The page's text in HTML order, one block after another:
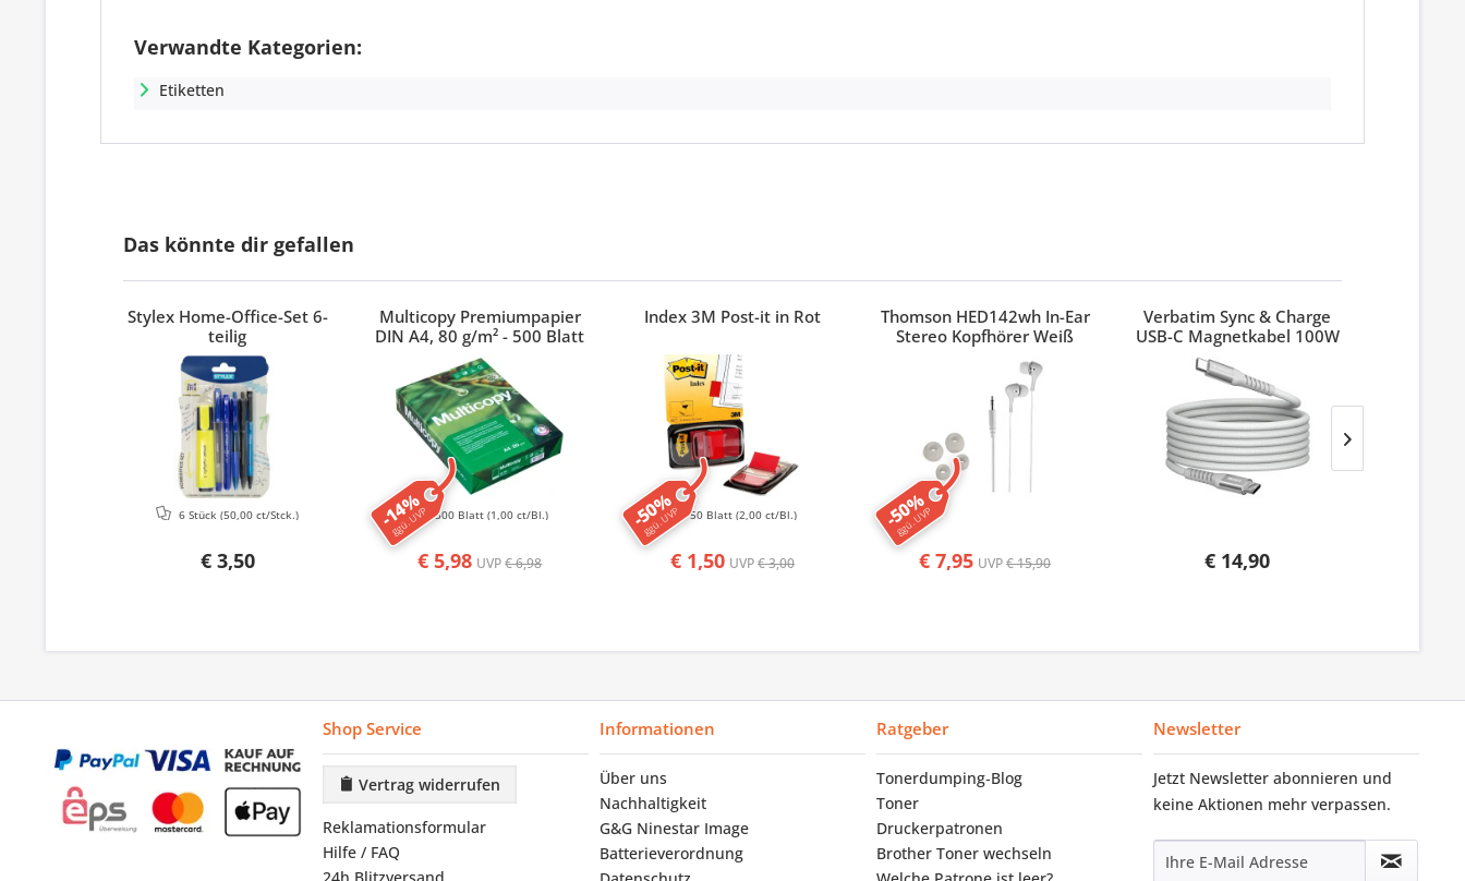
Verwandte Kategorien:
Etiketten
Das könnte dir gefallen
Stylex Home-Office-Set 6-
teilig
€ 3,50
6 Stück(50,00 ct/Stck.) -14%
ggü. UVP
Multicopy Premiumpapier
DIN A4, 80 g/m² - 500 Blatt
€ 5,98 UVP€ 6,98
500 Blatt (1,00 ct/Bl.) -50%
ggü. UVP
Index 3M Post-it in Rot
€ 1,50 UVP€ 3,00
50 Blatt(2,00 ct/Bl.) -50%
ggü. UVP
Thomson HED142wh In-Ear
Stereo Kopfhörer Weiß
€ 7,95 UVP€ 15,90
Verbatim Sync & Charge
USB-C Magnetkabel 100W
€ 14,90
Shop Service
Vertrag widerrufen
Reklamationsformular
Hilfe / FAQ
Informationen
Über uns
Nachhaltigkeit
G&G Ninestar Image
Batterieverordnung
Ratgeber
Tonerdumping‑Blog
Toner
Druckerpatronen
Brother Toner wechseln
Newsletter
Jetzt Newsletter abonnieren und
keine Aktionen mehr verpassen.